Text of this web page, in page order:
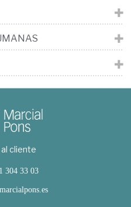
cliente
304 33 03